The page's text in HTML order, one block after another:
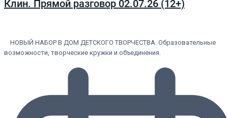
Клин. Прямой разговор 02.07.26 (12+)
НОВЫЙ НАБОР В ДОМ ДЕТСКОГО ТВОРЧЕСТВА. Образовательные
возможности, творческие кружки и объединения.